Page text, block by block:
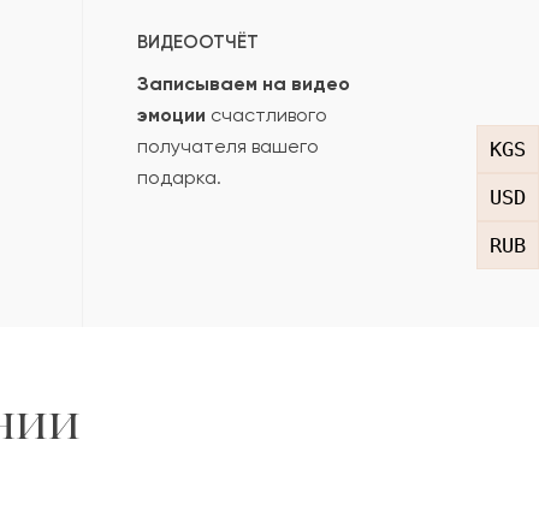
KGS
USD
RUB
ВИДЕООТЧЁТ
Записываем на видео
эмоции счастливого
получателя вашего
подарка.